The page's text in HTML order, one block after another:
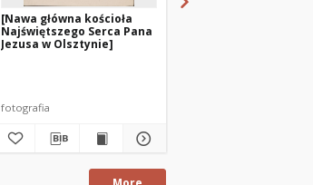
[Nawa główna kościoła
Najświętszego Serca Pana
Jezusa w Olsztynie]
fotografia